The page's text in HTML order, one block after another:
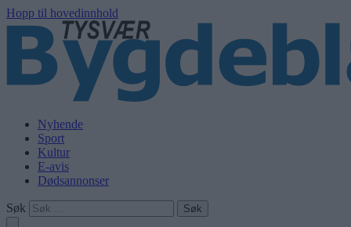
Hopp til hovedinnhold
Nyhende
Sport
Kultur
E-avis
Dødsannonser
Søk